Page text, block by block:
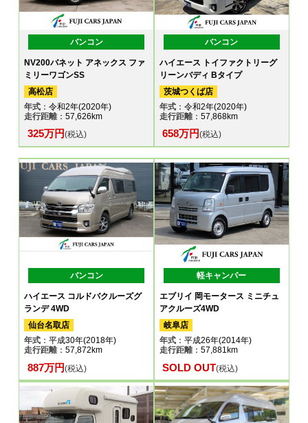
バンコン
NV200バネット アネックス ファ
ミリーワゴンSS
高松店
年式 ：令和2年(2020年)
走行距離：57,626km
325万円(税込)
バンコン
ハイエース トイファクトリーグ
リーンバディ Bタイプ
茨城つくば店
年式：令和2年(2020年)
走行距離：57,868km
658万円(税込)
バンコン
ハイエース コルドバクルーズグ
ランデ 4WD
仙台名取店
年式 ：平成30年(2018年)
走行距離：57,872km
887万円(税込)
軽キャンパー
エブリイ 岡モータース ミニチュ
アクルーズ4WD
岐阜店
年式：平成26年(2014年)
走行距離：57,881km
SOLD OUT(税込)